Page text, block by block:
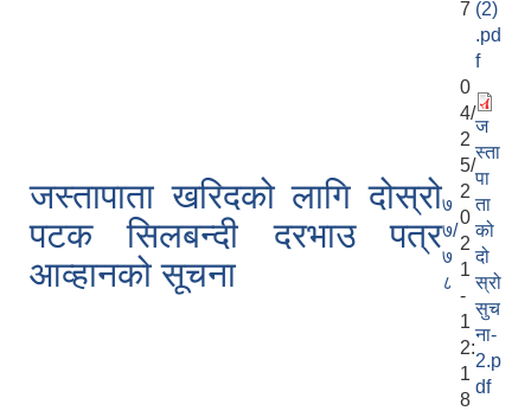
7 (2)
.pd
f
जस्तापाता खरिदको लागि दोस्रो
पटक सिलबन्दी दरभाउ पत्र
आव्हानको सूचना
७
७/
७
८
0
4/
2
5/
2
0
2
1
-
1
2:
1
8
ज
स्ता
पा
ता
को
दो
स्रो
सुच
ना-
2.p
df